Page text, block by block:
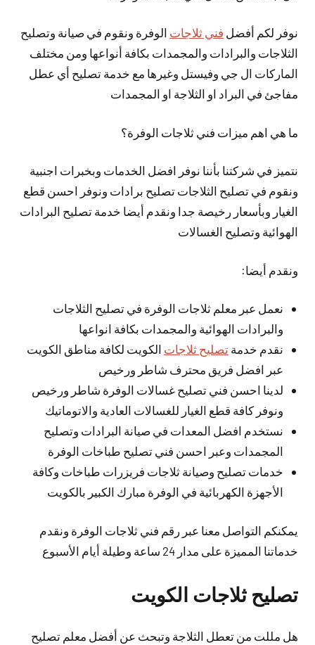
نوفر لكم أفضل فني ثلاجات الوفرة ونقوم في صيانة وتصليح
الثلاجات والبرادات والمجمدات بكافة أنواعها ومن مختلف
الماركات ال جي وفيستل وغيرها مع خدمة تصليح أي عطل
مفاجئ في البراد او الثلاجة او المجمدات
ما هي اهم ميزات فني ثلاجات الوفرة؟
نتميز في شركتنا بأننا نوفر افضل الخدمات وبخبرات اجنبية
ونقوم في تصليح الثلاجات تصليح برادات ونوفر احسن قطع
الغيار وبأسعار رخيصة جدا ونقدم أيضا خدمة تصليح البرادات
الهوائية وتصليح الغسالات
ونقدم أيضا:
نعمل عبر معلم ثلاجات الوفرة في تصليح الثلاجات
والبرادات الهوائية والمجمدات بكافة انواعها
نقدم خدمةتصليح ثلاجات الكويت لكافة مناطق الكويت
عبر افضل فريق محترف شاطر ورخيص
لدينا احسن فني تصليح غسالات الوفرة شاطر ورخيص
ونوفر كافة قطع الغيار للغسالات العادية والاتوماتيك
نستخدم افضل المعدات في صيانة البرادات وتصليح
المجمدات وعبر احسن فني تصليح طباخات الوفرة
خدمات تصليح وصيانة ثلاجات فريزرات طباخات وكافة
الأجهزة الكهربائية في الوفرة مبارك الكبير بالكويت
يمكنكم التواصل معنا عبر رقم فني ثلاجات الوفرة ونقدم
خدماتنا المميزة على مدار 24 ساعة وطيلة أيام الأسبوع
تصليح ثلاجات الكويت
هل مللت من تعطل الثلاجة وتبحث عن أفضل معلم تصليح